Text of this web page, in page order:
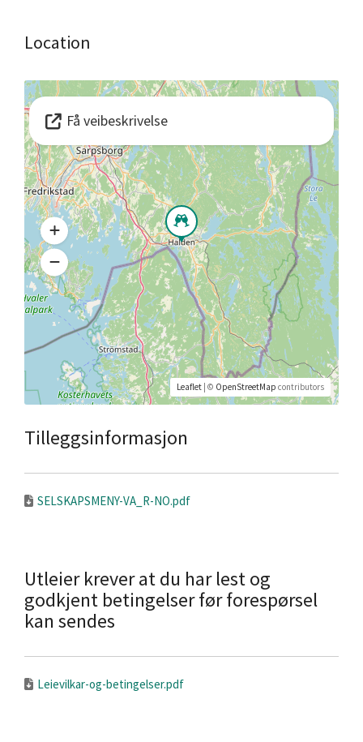
Location
Leaflet | © OpenStreetMap contributors
Få veibeskrivelse
Tilleggsinformasjon
SELSKAPSMENY-VA_R-NO.pdf
Utleier krever at du har lest og
godkjent betingelser før forespørsel
kan sendes
Leievilkar-og-betingelser.pdf